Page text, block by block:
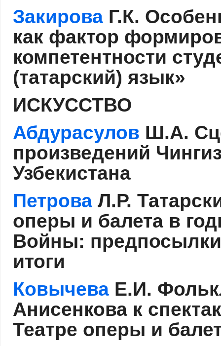
Закирова Г.К.
как фактор
компетентности
(татарский) язык»
ИСКУССТВО
Абдурасулов Ш.А.
произведений
Узбекистана
Петрова Л.Р.
оперы и балета в
Войны: предпосылки
итоги
Ковычева Е.И.
Анисенкова к
Театре оперы и